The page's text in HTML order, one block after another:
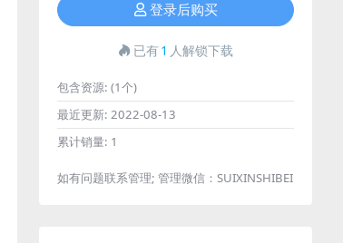
登录后购买
已有1 人解锁下载
包含资源: (1个)
最近更新: 2022-08-13
累计销量: 1
如有问题联系管理; 管理微信：SUIXINSHIBEI